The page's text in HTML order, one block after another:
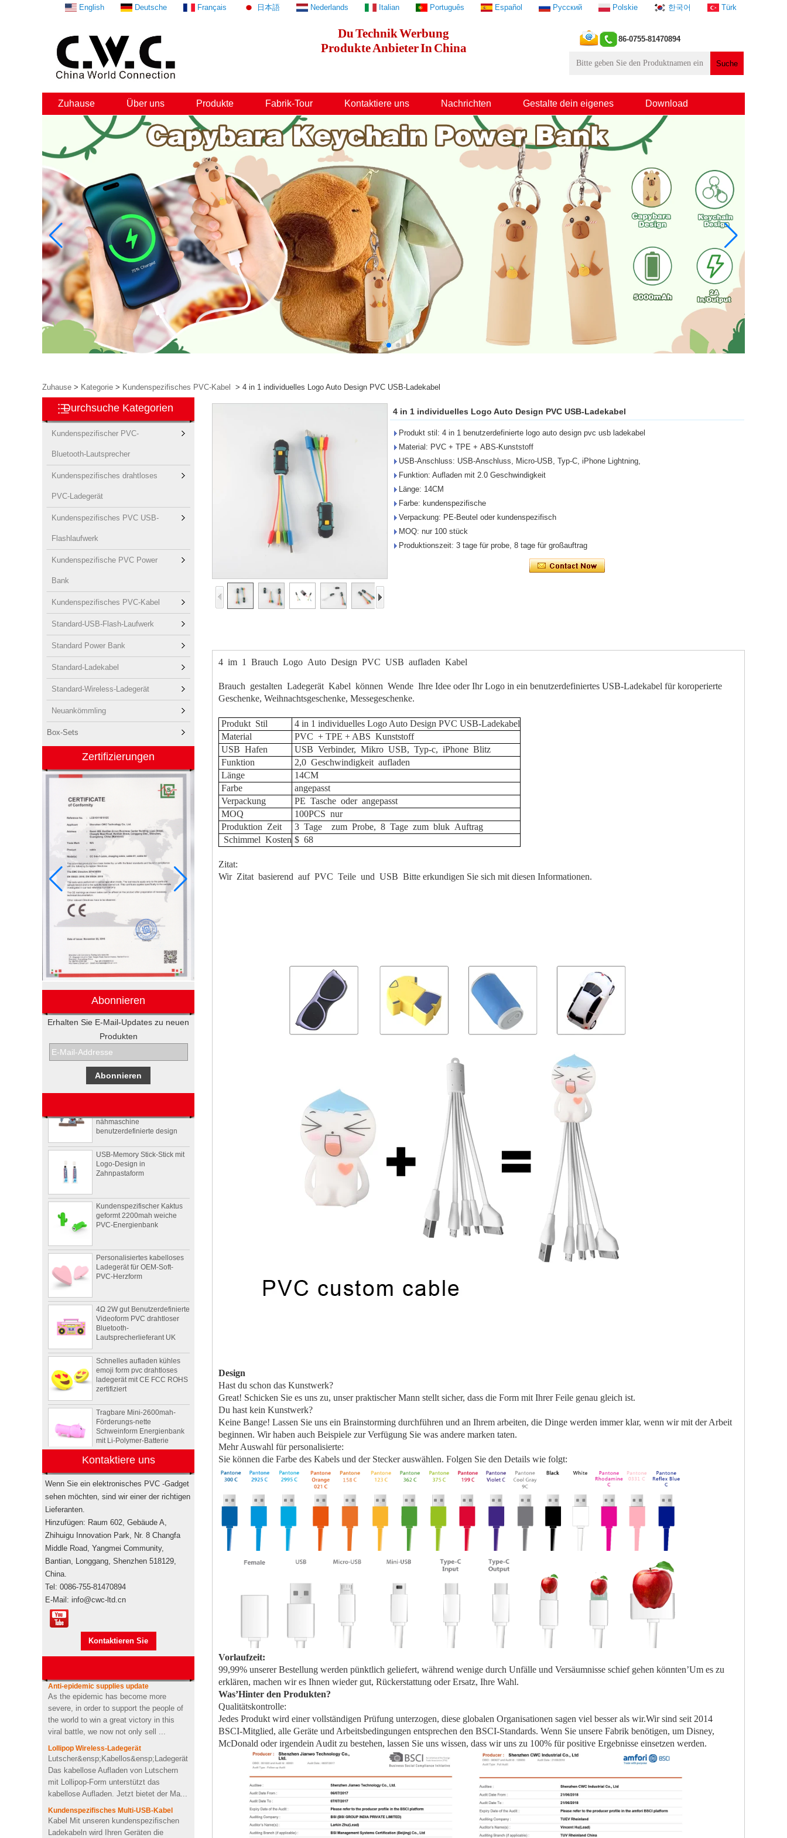
DuTechnikWerbung
ProdukteAnbieterInChina
86-0755-81470894
English Deutsche Français 日本語 Nederlands Italian Português Español Русский Polskie 한국어 Türk
Zuhause Über uns Produkte Fabrik-Tour Kontaktiere uns Nachrichten Gestalte dein eigenes Download
Zuhause > Kategorie > Kundenspezifisches PVC-Kabel > 4 in 1 individuelles Logo Auto Design PVC USB-Ladekabel
Durchsuche Kategorien
Kundenspezifischer PVC-
Bluetooth-Lautsprecher
Kundenspezifisches drahtloses
PVC-Ladegerät
Kundenspezifisches PVC USB-
Flashlaufwerk
Kundenspezifische PVC Power
Bank
Kundenspezifisches PVC-Kabel
Standard-USB-Flash-Laufwerk
Standard Power Bank
Standard-Ladekabel
Standard-Wireless-Ladegerät
Neuankömmling
Box-Sets
Zertifizierungen
Abonnieren
Erhalten Sie E-Mail-Updates zu neuen
Produkten
Elektronische
Werbegeschenkboxen von
Pepsi
benutzerdefinierte design
Logo-Design in
Zahnpastaform
geformt 2200mah weiche
PVC-Energienbank
Ladegerät für OEM-Soft-
PVC-Herzform
Videoform PVC drahtloser
Bluetooth-
Lautsprecherlieferant UK
emoji form pvc drahtloses
ladegerät mit CE FCC ROHS
zertifiziert
Förderungs-nette
Schweinform Energienbank
mit Li-Polymer-Batterie
Tier Schildkröte Form OEM
PVC 4 GB 8 GB 16 GB USB
Drahtlose bluetooth
kundenspezifischen
Rockstar-
Energiegetränkflasche
Minilautsprecher USA
Elektronische
Pepsi
nähmaschine
benutzerdefinierte design
Zahnpastaform
Kundenspezifischer Kaktus
geformt 2200mah weiche
PVC-Energienbank
Personalisiertes kabelloses
Ladegerät für OEM-Soft-
4Ω 2W gut Benutzerdefinierte
Videoform PVC drahtloser
Kontaktiere uns
Wenn Sie ein elektronisches PVC -Gadget
sehen möchten, sind wir einer der richtigen
Lieferanten.
Hinzufügen: Raum 602, Gebäude A,
Zhihuigu Innovation Park, Nr. 8 Changfa
Middle Road, Yangmei Community,
Bantian, Longgang, Shenzhen 518129,
China.
Tel: 0086-755-81470894
E-Mail: info@cwc-ltd.cn
Kontaktieren Sie
Markenautorisierung
Markenprodukte, wenn sie den
Seetransport für den Import
übernehmen"s durch Ihre eigene
As the epidemic has become more
severe, in order to support the people of
the world to win a great victory in this
viral battle, we now not only sell ...
Lollipop Wireless-Ladegerät
Das kabellose Aufladen von Lutschern
mit Lollipop-Form unterstützt das
kabellose Aufladen. Jetzt bietet der Ma...
Kundenspezifisches Multi-USB-Kabel
Ladekabeln wird Ihren Geräten die
Batterie ausgehen, da unsere Kabel
4 in 1 individuelles Logo Auto Design PVC USB-Ladekabel
Produkt stil: 4 in 1 benutzerdefinierte logo auto design pvc usb ladekabel
Material: PVC + TPE + ABS-Kunststoff
USB-Anschluss: USB-Anschluss, Micro-USB, Typ-C, iPhone Lightning,
Funktion: Aufladen mit 2.0 Geschwindigkeit
Länge: 14CM
Farbe: kundenspezifische
Verpackung: PE-Beutel oder kundenspezifisch
MOQ: nur 100 stück
Produktionszeit: 3 tage für probe, 8 tage für großauftrag
4 im 1 Brauch Logo Auto Design PVC USB aufladen Kabel
Brauch gestalten Ladegerät Kabel können Wende Ihre Idee oder Ihr Logo in ein benutzerdefiniertes USB-Ladekabel für koroperierte
Geschenke, Weihnachtsgeschenke, Messegeschenke.
Produkt Stil
4 in 1 individuelles Logo Auto Design PVC USB-Ladekabel
Material
PVC + TPE + ABS Kunststoff
USB Hafen USB Verbinder, Mikro USB, Typ-c, iPhone Blitz
Funktion
2,0 Geschwindigkeit aufladen
Länge
14CM
Farbe
angepasst
Verpackung
PE Tasche oderangepasst
MOQ
100PCS nur
Produktion Zeit 3 Tage zum Probe, 8 Tage zum bluk Auftrag
Schimmel Kosten $ 68
Zitat:
WirZitat basierend aufPVC Teile und USB Bitte erkundigen Sie sich mit diesen Informationen.
Design
Hast du schon das Kunstwerk?
Great! Schicken Sie es uns zu, unser praktischer Mann stellt sicher, dass die Form mit Ihrer Feile genau gleich ist.
Du hast kein Kunstwerk?
Keine Bange! Lassen Sie uns ein Brainstorming durchführen und an Ihrem arbeiten, die Dinge werden immer klar, wenn wir mit der Arbeit
beginnen. Wir haben auch Beispiele zur Verfügung Sie was andere marken taten.
Mehr Auswahl für personalisierte:
Sie können die Farbe des Kabels und der Stecker auswählen. Folgen Sie den Details wie folgt:
Vorlaufzeit:
99,99% unserer Bestellung werden pünktlich geliefert, während wenige durch Unfälle und Versäumnisse schief gehen könnten’Um es zu
erklären, machen wir es Ihnen wieder gut, Rückerstattung oder Ersatz, Ihre Wahl.
Was’Hinter den Produkten?
Qualitätskontrolle:
Jedes Produkt wird einer vollständigen Prüfung unterzogen, diese globalen Organisationen sagen viel besser als wir.Wir sind seit 2014
BSCI-Mitglied, alle Geräte und Arbeitsbedingungen entsprechen den BSCI-Standards. Wenn Sie unsere Fabrik benötigen, um Disney,
McDonald oder irgendein Audit zu bestehen, lassen Sie uns wissen, dass wir uns zu 100% für positive Ergebnisse einsetzen werden.